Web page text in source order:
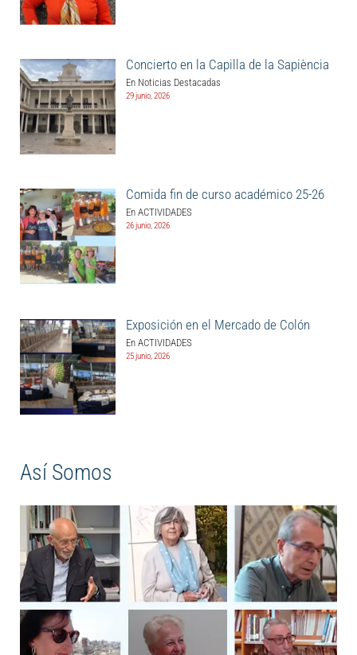
Concierto en la Capilla de la Sapiència
En Noticias Destacadas
29 junio, 2026
Comida fin de curso académico 25-26
En ACTIVIDADES
26 junio, 2026
Exposición en el Mercado de Colón
En ACTIVIDADES
25 junio, 2026
Así Somos